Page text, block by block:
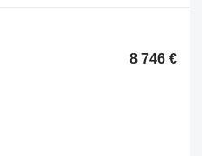
8 746 €